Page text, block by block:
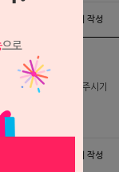
상품후기 및 평가서 작성
반드시 로그인해 주시기
상품후기 및 평가서 작성